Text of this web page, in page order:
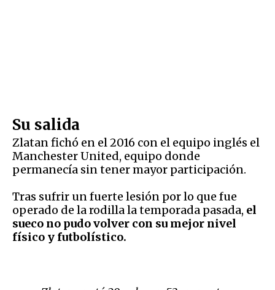
Su salida
Zlatan fichó en el 2016 con el equipo inglés el
Manchester United, equipo donde
permanecía sin tener mayor participación.
Tras sufrir un fuerte lesión por lo que fue
operado de la rodilla la temporada pasada, el
sueco no pudo volver con su mejor nivel
físico y futbolístico.